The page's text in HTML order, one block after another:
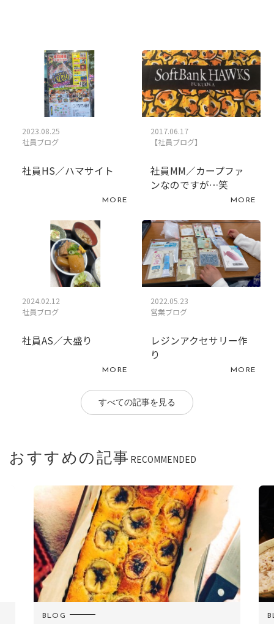
2023.08.25
社員ブログ
社員HS／ハマサイト
MORE
2017.06.17
【社員ブログ】
社員MM／カープファ
ンなのですが…笑
MORE
2024.02.12
社員ブログ
社員AS／大盛り
MORE
2022.05.23
営業ブログ
レジンアクセサリー作
り
MORE
すべての記事を見る
おすすめの記事 RECOMMENDED
BLOG